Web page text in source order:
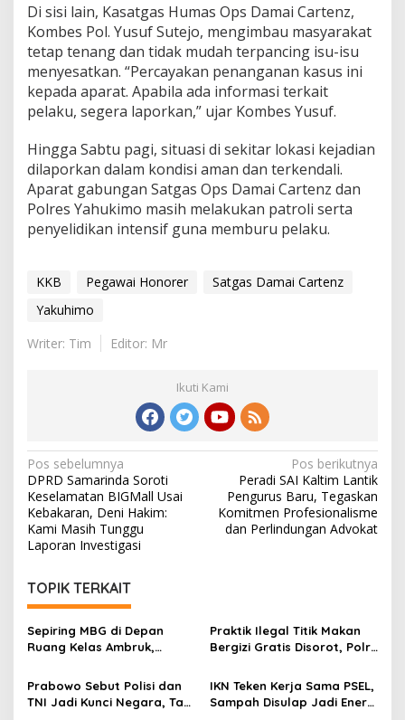
Di sisi lain, Kasatgas Humas Ops Damai Cartenz,
Kombes Pol. Yusuf Sutejo, mengimbau masyarakat
tetap tenang dan tidak mudah terpancing isu-isu
menyesatkan. “Percayakan penanganan kasus ini
kepada aparat. Apabila ada informasi terkait
pelaku, segera laporkan,” ujar Kombes Yusuf.
Hingga Sabtu pagi, situasi di sekitar lokasi kejadian
dilaporkan dalam kondisi aman dan terkendali.
Aparat gabungan Satgas Ops Damai Cartenz dan
Polres Yahukimo masih melakukan patroli serta
penyelidikan intensif guna memburu pelaku.
KKB Pegawai Honorer
Satgas Damai Cartenz
Yakuhimo
Writer: Tim
Editor: Mr
Ikuti Kami
Navigasi
pos
Pos sebelumnya
DPRD Samarinda Soroti
Keselamatan BIGMall Usai
Kebakaran, Deni Hakim:
Kami Masih Tunggu
Laporan Investigasi
Pos berikutnya
Peradi SAI Kaltim Lantik
Pengurus Baru, Tegaskan
Komitmen Profesionalisme
dan Perlindungan Advokat
TOPIK TERKAIT
Sepiring MBG di Depan
Ruang Kelas Ambruk,
Pendidikan di Grobogan
Praktik Ilegal Titik Makan
Bergizi Gratis Disorot, Polri
Prabowo Sebut Polisi dan
TNI Jadi Kunci Negara, Tapi
IKN Teken Kerja Sama PSEL,
Sampah Disulap Jadi Energi